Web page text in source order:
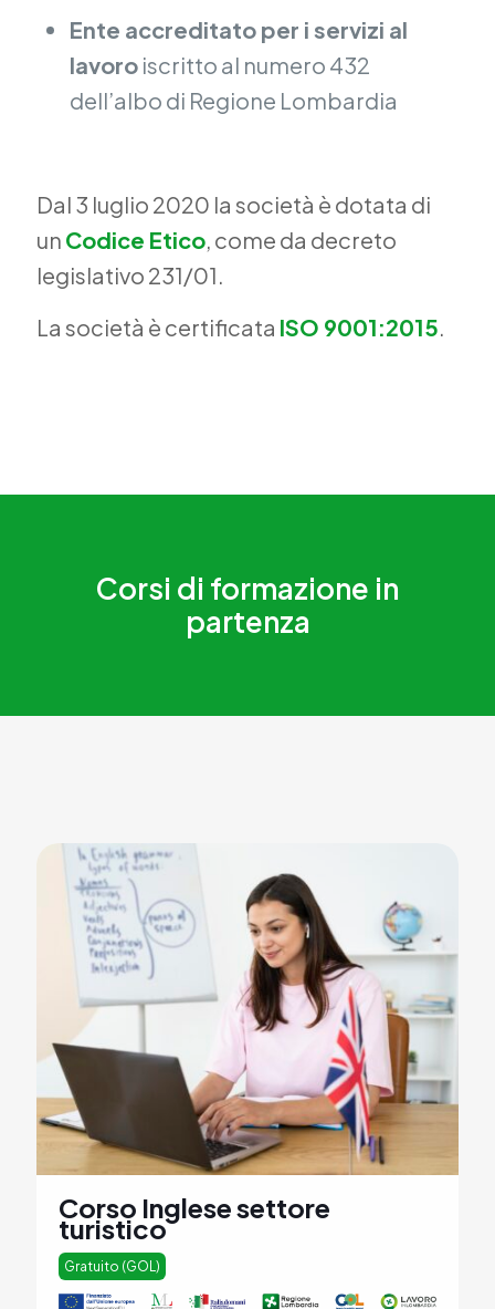
Ente accreditato per i servizi al
lavoro iscritto al numero 432
dell’albo di Regione Lombardia
Dal 3 luglio 2020 la società è dotata di
un Codice Etico, come da decreto
legislativo 231/01.
La società è certificata ISO 9001:2015.
Corsi di formazione in
partenza
Corso Inglese settore
turistico
Gratuito (GOL)